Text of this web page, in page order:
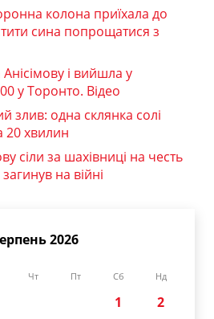
колона приїхала до
сина попрощатися з
і вийшла у
у Торонто. Відео
злив: одна склянка солі
20 хвилин
сіли за шахівниці на честь
на війні
2026
Чт Пт Сб Нд
1
2